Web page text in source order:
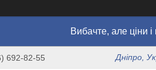
Вибачте, але ціни
692-82-55 Дніпро,